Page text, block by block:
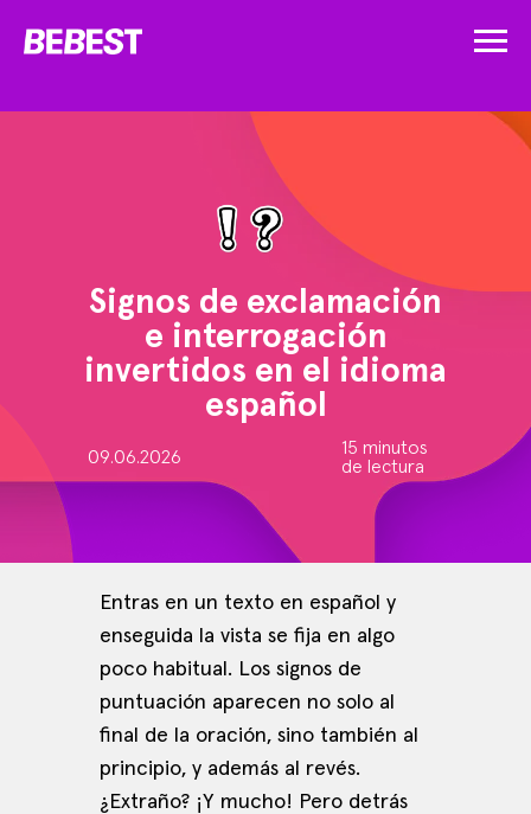
Signos de exclamación
e interrogación
invertidos en el idioma
español
09.06.2026
15 minutos
de lectura
Entras en un texto en español y
enseguida la vista se fija en algo
poco habitual. Los signos de
puntuación aparecen no solo al
final de la oración, sino también al
principio, y además al revés.
¿Extraño? ¡Y mucho! Pero detrás